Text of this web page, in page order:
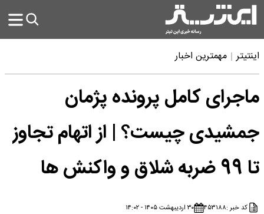
اینتیتر مهمترین اخبار
ماجرای کامل پرونده پژمان
جمشیدی چیست؟ | از اتهام تجاوز
تا 99 ضربه شلاق و واکنش ها
کد خبر :۴۵۳۱۸۸ ۳۰ اردیبهشت ۱۴۰۵ - ۱۴:۰۲